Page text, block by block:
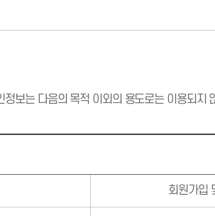
는 다음의 목적 이외의 용도로는 이용되지
회원가입